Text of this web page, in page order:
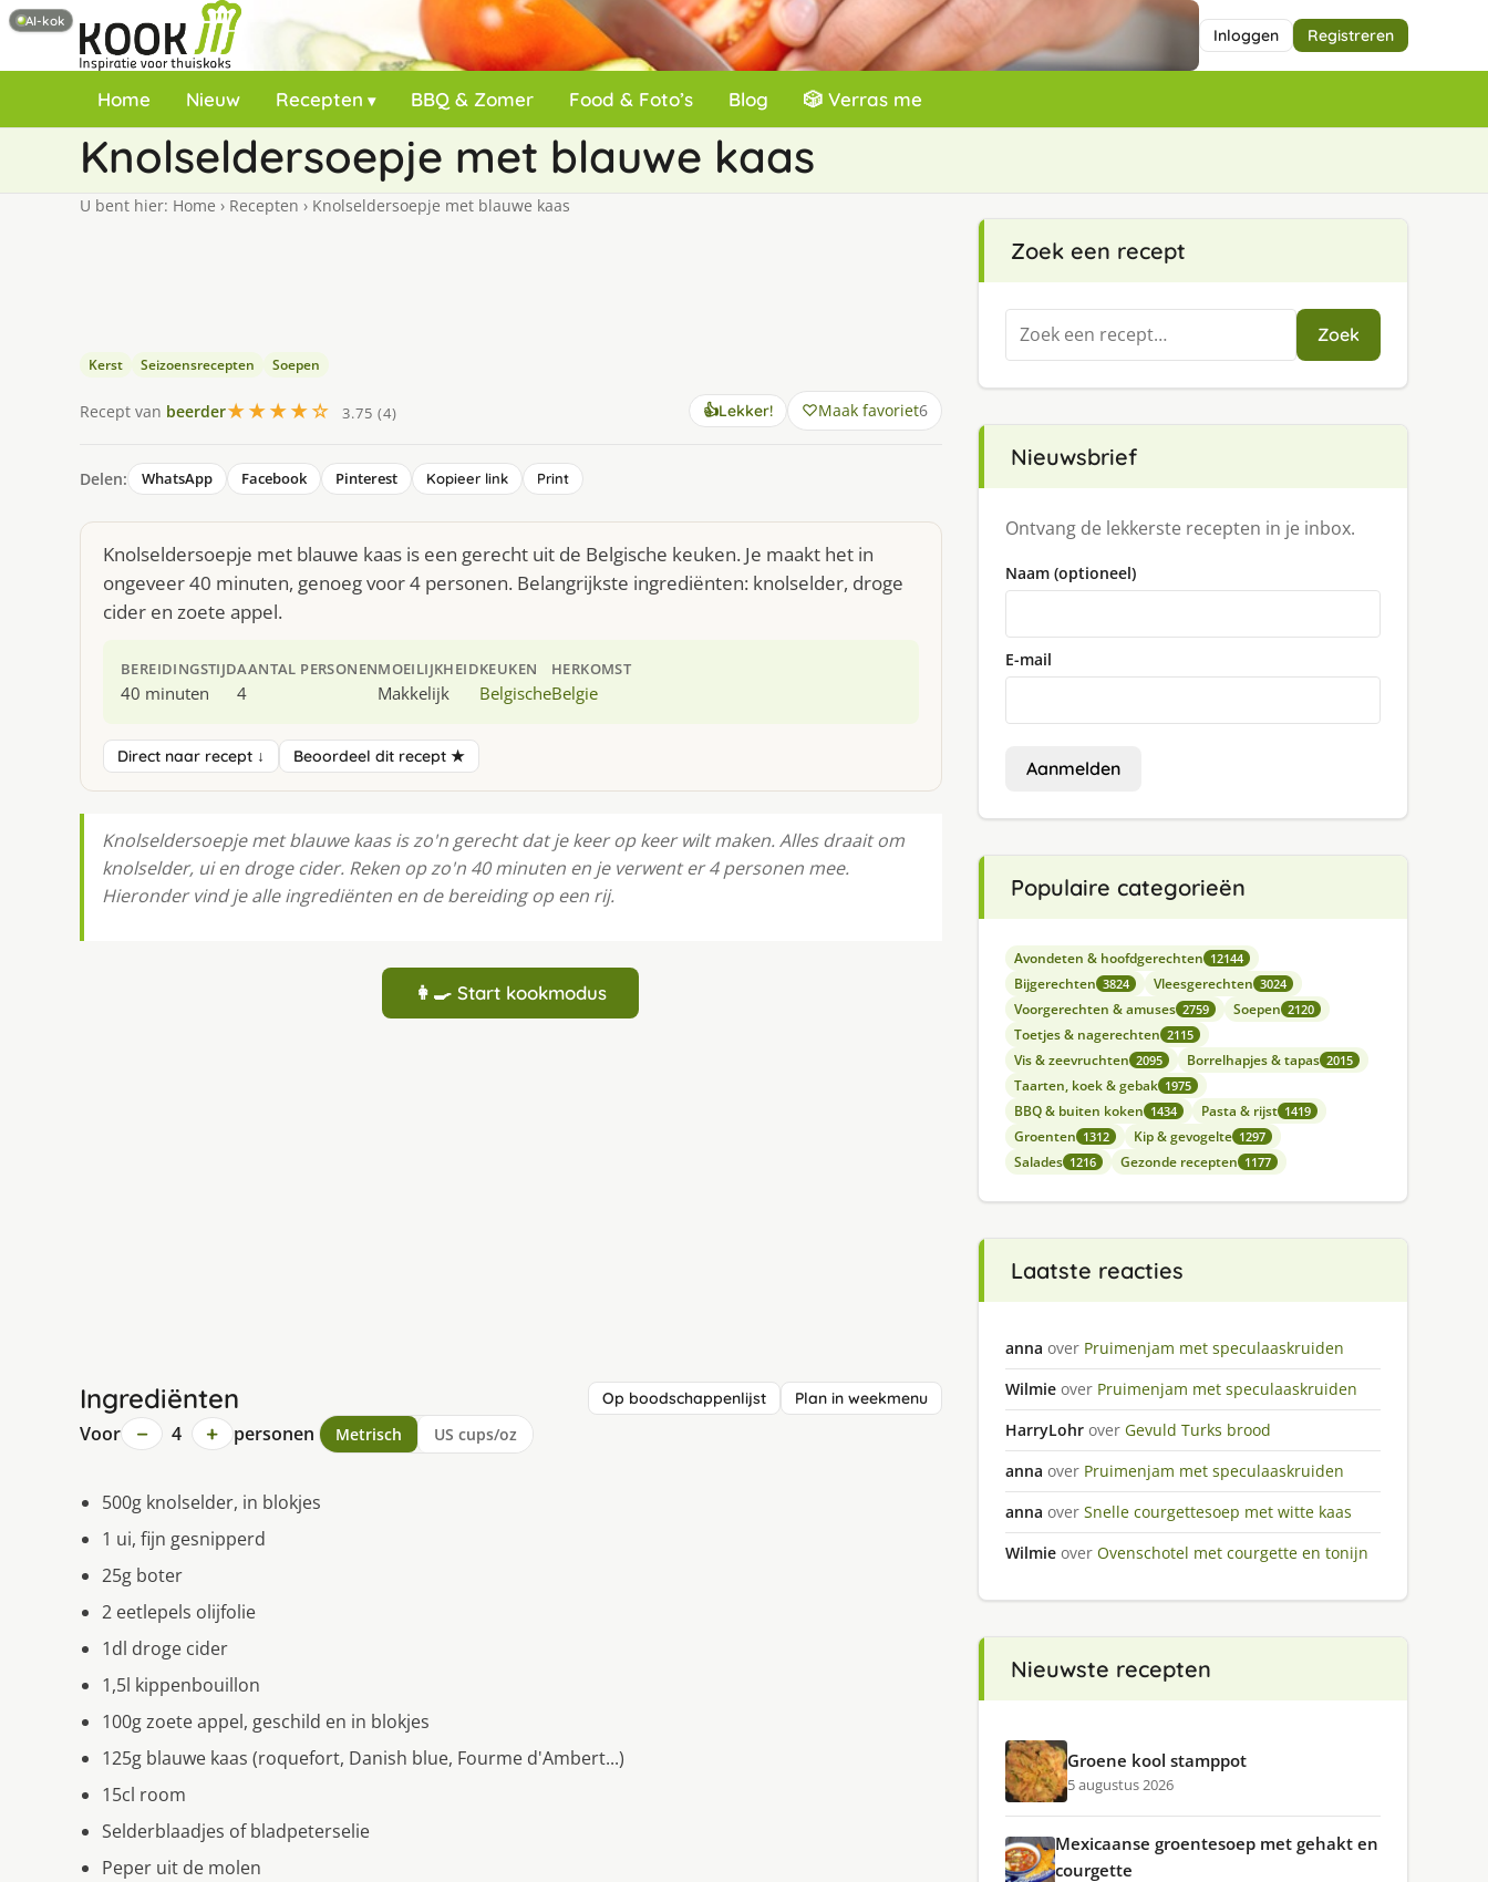
Inloggen Registreren
Home Nieuw Recepten BBQ & Zomer Food & Foto’s Blog 🎲 Verras me
Knolseldersoepje met blauwe kaas
U bent hier: Home › Recepten › Knolseldersoepje met blauwe kaas
Kerst Seizoensrecepten Soepen
Recept van beerder★★★★☆ 3.75 (4) 👍Lekker! Maak favoriet6
Delen: WhatsApp Facebook Pinterest Kopieer link Print
Knolseldersoepje met blauwe kaas is een gerecht uit de Belgische keuken. Je maakt het in
ongeveer 40 minuten, genoeg voor 4 personen. Belangrijkste ingrediënten: knolselder, droge
cider en zoete appel.
BEREIDINGSTIJD
40 minuten
AANTAL PERSONEN
4
MOEILIJKHEID
Makkelijk
KEUKEN
Belgische
HERKOMST
Belgie
Direct naar recept ↓ Beoordeel dit recept ★
Knolseldersoepje met blauwe kaas is zo'n gerecht dat je keer op keer wilt maken. Alles draait om
knolselder, ui en droge cider. Reken op zo'n 40 minuten en je verwent er 4 personen mee.
Hieronder vind je alle ingrediënten en de bereiding op een rij.
👩‍🍳 Start kookmodus
Ingrediënten Op boodschappenlijst Plan in weekmenu
Voor − 4 + personen Metrisch US cups/oz
500g knolselder, in blokjes
1 ui, fijn gesnipperd
25g boter
2 eetlepels olijfolie
1dl droge cider
1,5l kippenbouillon
100g zoete appel, geschild en in blokjes
125g blauwe kaas (roquefort, Danish blue, Fourme d'Ambert...)
15cl room
Selderblaadjes of bladpeterselie
Peper uit de molen
Zoek een recept
Zoeken
naar:
Zoek
Nieuwsbrief
Ontvang de lekkerste recepten in je inbox.
Naam (optioneel)
E-mail
Aanmelden
Populaire categorieën
Avondeten & hoofdgerechten 12144
Bijgerechten 3824 Vleesgerechten 3024
Voorgerechten & amuses 2759 Soepen 2120
Toetjes & nagerechten 2115
Vis & zeevruchten 2095 Borrelhapjes & tapas 2015
Taarten, koek & gebak 1975
BBQ & buiten koken 1434 Pasta & rijst 1419
Groenten 1312 Kip & gevogelte 1297
Salades 1216 Gezonde recepten 1177
Laatste reacties
anna over Pruimenjam met speculaaskruiden
Wilmie over Pruimenjam met speculaaskruiden
HarryLohr over Gevuld Turks brood
anna over Pruimenjam met speculaaskruiden
anna over Snelle courgettesoep met witte kaas
Wilmie over Ovenschotel met courgette en tonijn
Nieuwste recepten
Groene kool stamppot
5 augustus 2026
Mexicaanse groentesoep met gehakt en
courgette
AI-kok